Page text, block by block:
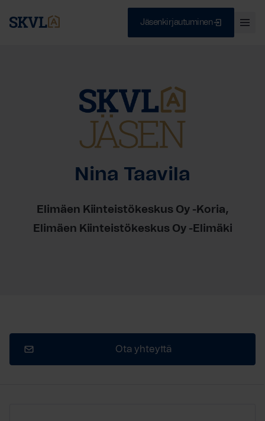
Jäsenkirjautuminen
Nina Taavila
Elimäen Kiinteistökeskus Oy -Koria
Elimäen Kiinteistökeskus Oy -Elimäki
Ota yhteyttä